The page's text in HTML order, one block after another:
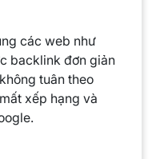
các web như
backlink đơn giản
tuân theo
xếp hạng và